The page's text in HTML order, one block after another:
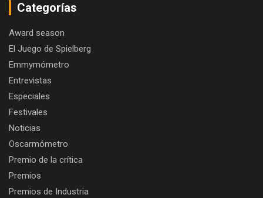
Categorías
Award season
El Juego de Spielberg
Emmymómetro
Entrevistas
Especiales
Festivales
Noticias
Oscarmómetro
Premio de la crítica
Premios
Premios de Industria